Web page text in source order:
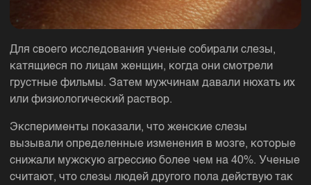
Для своего исследования ученые собирали слезы,
катящиеся по лицам женщин, когда они смотрели
грустные фильмы. Затем мужчинам давали нюхать их
или физиологический раствор.
Эксперименты показали, что женские слезы
вызывали определенные изменения в мозге, которые
снижали мужскую агрессию более чем на 40%. Ученые
считают, что слезы людей другого пола действую так